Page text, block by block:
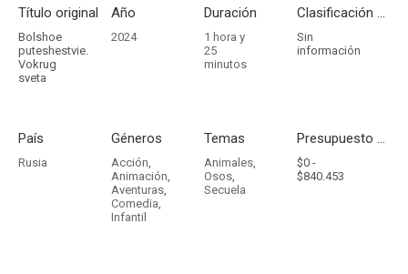
Título original
Bolshoe
puteshestvie.
Vokrug
sveta
Año
2024
Duración
1 hora y
25
minutos
Clasificación por edades
Sin
información
País
Rusia
Géneros
Acción,
Animación,
Aventuras,
Comedia,
Infantil
Temas
Animales,
Osos,
Secuela
Presupuesto - Ingresos
$0 -
$840.453